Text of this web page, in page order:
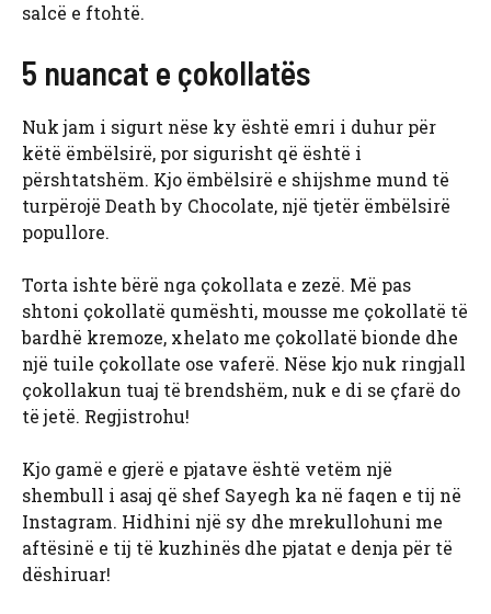
salcë e ftohtë.
5 nuancat e çokollatës
Nuk jam i sigurt nëse ky është emri i duhur për
këtë ëmbëlsirë, por sigurisht që është i
përshtatshëm. Kjo ëmbëlsirë e shijshme mund të
turpërojë Death by Chocolate, një tjetër ëmbëlsirë
popullore.
Torta ishte bërë nga çokollata e zezë. Më pas
shtoni çokollatë qumështi, mousse me çokollatë të
bardhë kremoze, xhelato me çokollatë bionde dhe
një tuile çokollate ose vaferë. Nëse kjo nuk ringjall
çokollakun tuaj të brendshëm, nuk e di se çfarë do
të jetë. Regjistrohu!
Kjo gamë e gjerë e pjatave është vetëm një
shembull i asaj që shef Sayegh ka në faqen e tij në
Instagram. Hidhini një sy dhe mrekullohuni me
aftësinë e tij të kuzhinës dhe pjatat e denja për të
dëshiruar!